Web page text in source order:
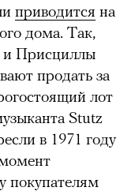
приводится на
дома. Так,
и Присциллы
продать за
лот
Stutz
в 1971 году
покупателям